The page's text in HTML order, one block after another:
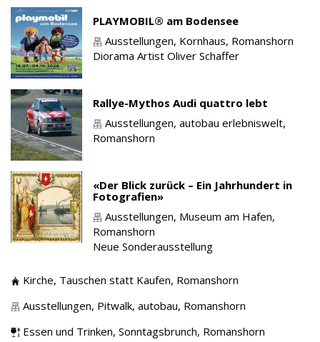
PLAYMOBIL® am Bodensee
Ausstellungen, Kornhaus, Romanshorn
Diorama Artist Oliver Schaffer
Rallye-Mythos Audi quattro lebt
Ausstellungen, autobau erlebniswelt,
Romanshorn
«Der Blick zurück – Ein Jahrhundert in
Fotografien»
Ausstellungen, Museum am Hafen,
Romanshorn
Neue Sonderausstellung
Kirche, Tauschen statt Kaufen, Romanshorn
Ausstellungen, Pitwalk, autobau, Romanshorn
Essen und Trinken, Sonntagsbrunch, Romanshorn